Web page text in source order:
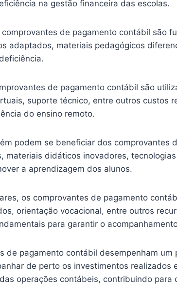
na gestão financeira das escolas.
de pagamento contábil são
adaptados, materiais pedagógicos
de pagamento contábil são
suporte técnico, entre outros custos
do ensino remoto.
podem se beneficiar dos
materiais didáticos inovadores,
a aprendizagem dos alunos.
os comprovantes de pagamento
orientação vocacional, entre outros
para garantir o
de pagamento contábil desempenham
de perto os investimentos
operações contábeis, contribuindo